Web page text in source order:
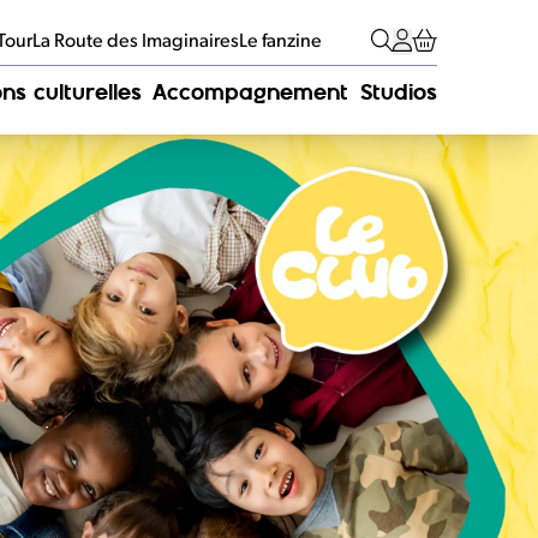
La Route des ImaginairesLe fanzine
culturelles Accompagnement Studios